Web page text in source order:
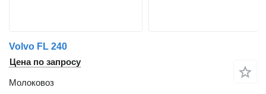
Volvo FL 240
Цена по запросу
Молоковоз